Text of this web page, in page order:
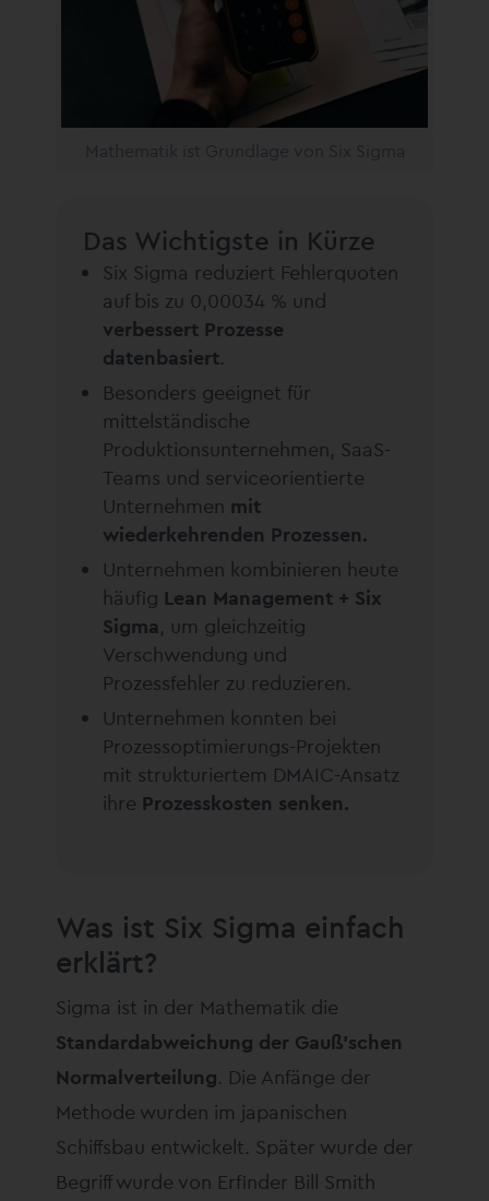
Das Wichtigste in Kürze
Six Sigma reduziert Fehlerquoten
auf bis zu 0,00034 % und
verbessert Prozesse
datenbasiert.
Besonders geeignet für
mittelständische
Produktionsunternehmen, SaaS-
Teams und serviceorientierte
Unternehmen mit
wiederkehrenden Prozessen.
Unternehmen kombinieren heute
häufig Lean Management + Six
Sigma, um gleichzeitig
Verschwendung und
Prozessfehler zu reduzieren.
Unternehmen konnten bei
Prozessoptimierungs-Projekten
mit strukturiertem DMAIC-Ansatz
ihre Prozesskosten senken.
Was ist Six Sigma einfach
erklärt?
Sigma ist in der Mathematik die
Standardabweichung der Gauß’schen
Normalverteilung. Die Anfänge der
Methode wurden im japanischen
Schiffsbau entwickelt. Später wurde der
Begriff wurde von Erfinder Bill Smith